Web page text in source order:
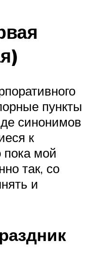
пункты
синонимов
к
пока мой
так, со
и